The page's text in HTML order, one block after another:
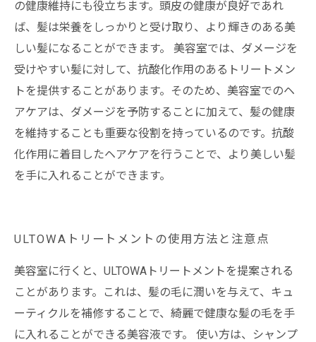
の健康維持にも役立ちます。頭皮の健康が良好であれ
ば、髪は栄養をしっかりと受け取り、より輝きのある美
しい髪になることができます。 美容室では、ダメージを
受けやすい髪に対して、抗酸化作用のあるトリートメン
トを提供することがあります。そのため、美容室でのヘ
アケアは、ダメージを予防することに加えて、髪の健康
を維持することも重要な役割を持っているのです。抗酸
化作用に着目したヘアケアを行うことで、より美しい髪
を手に入れることができます。
ULTOWAトリートメントの使用方法と注意点
美容室に行くと、ULTOWAトリートメントを提案される
ことがあります。これは、髪の毛に潤いを与えて、キュ
ーティクルを補修することで、綺麗で健康な髪の毛を手
に入れることができる美容液です。 使い方は、シャンプ